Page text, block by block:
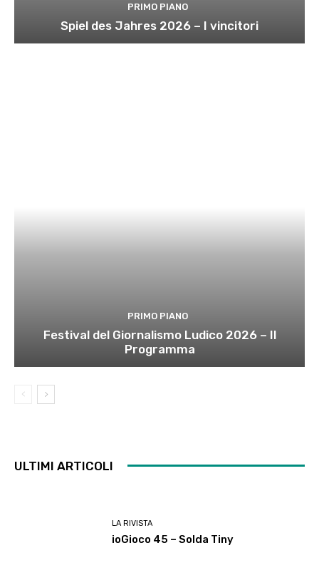
PRIMO PIANO
Spiel des Jahres 2026 – I vincitori
PRIMO PIANO
Festival del Giornalismo Ludico 2026 – Il
Programma
ULTIMI ARTICOLI
LA RIVISTA
ioGioco 45 – Solda Tiny